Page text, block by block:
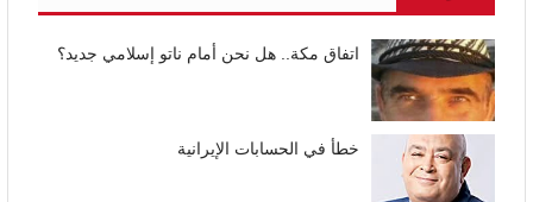
اتفاق مكة.. هل نحن أمام ناتو إسلامي جديد؟
خطأ في الحسابات الإيرانية